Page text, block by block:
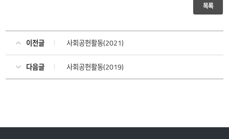
목록
이전글 사회공헌활동(2021)
다음글 사회공헌활동(2019)